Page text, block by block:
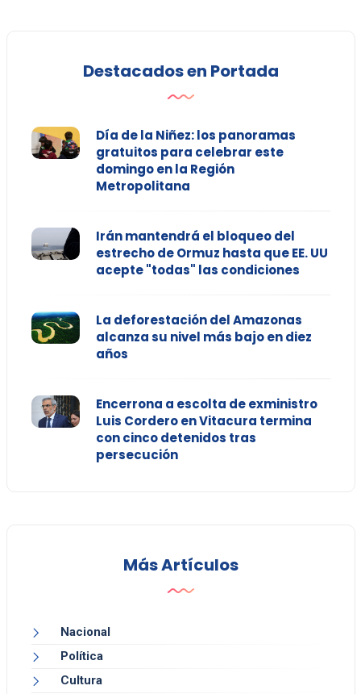
Destacados en Portada
Día de la Niñez: los panoramas
gratuitos para celebrar este
domingo en la Región
Metropolitana
Irán mantendrá el bloqueo del
estrecho de Ormuz hasta que EE. UU
acepte "todas" las condiciones
La deforestación del Amazonas
alcanza su nivel más bajo en diez
años
Encerrona a escolta de exministro
Luis Cordero en Vitacura termina
con cinco detenidos tras
persecución
Más Artículos
Nacional
Política
Cultura